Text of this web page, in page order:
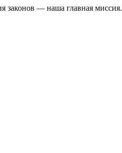
законов — наша главная миссия.